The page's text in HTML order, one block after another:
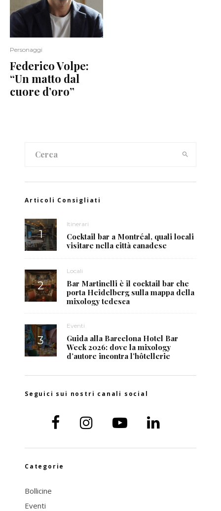
Personaggi
Federico Volpe:
“Un matto dal
cuore d’oro”
Articoli Consigliati
Itinerari
Cocktail bar a Montréal, quali locali
visitare nella città canadese
Locali
Bar Martinelli è il cocktail bar che
porta Heidelberg sulla mappa della
mixology tedesca
Eventi
Guida alla Barcelona Hotel Bar
Week 2026: dove la mixology
d’autore incontra l’hôtellerie
Seguici sui nostri canali social
Categorie
Bollicine
Eventi